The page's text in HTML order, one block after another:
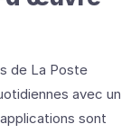
de La Poste
avec un
sont